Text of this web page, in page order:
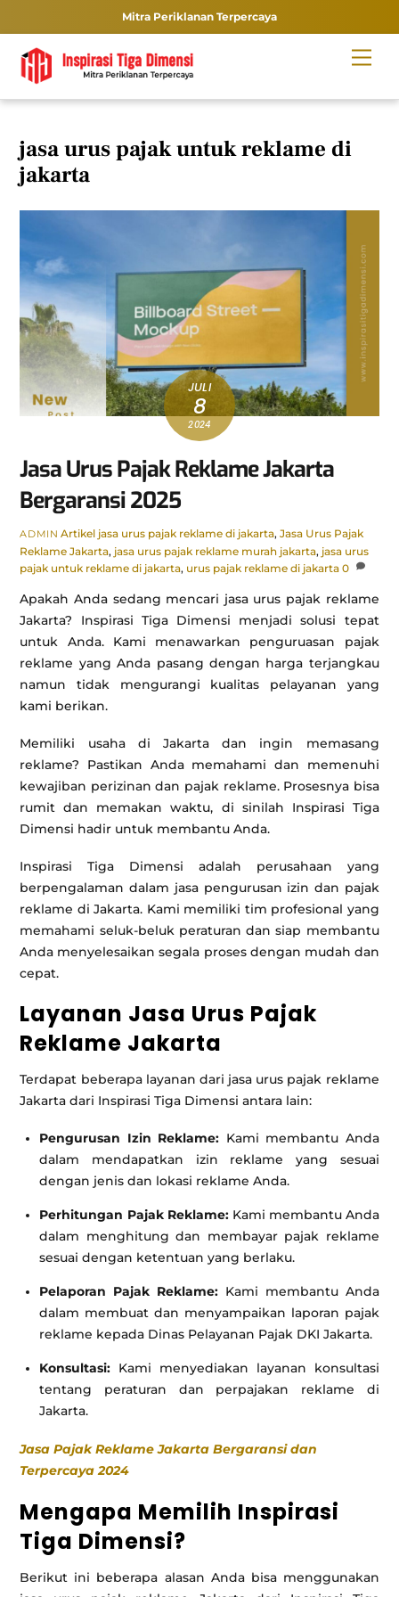
Mitra Periklanan Terpercaya
content
jasa urus pajak untuk reklame di
jakarta
JULI
8
2024
Jasa Urus Pajak Reklame Jakarta
Bergaransi 2025
ADMIN Artikel jasa urus pajak reklame di jakarta,Jasa Urus Pajak
Reklame Jakarta, jasa urus pajak reklame murah jakarta, jasa urus
pajak untuk reklame di jakarta, urus pajak reklame di jakarta 0
Apakah Anda sedang mencari jasa urus pajak reklame
Jakarta? Inspirasi Tiga Dimensi menjadi solusi tepat
untuk Anda. Kami menawarkan penguruasan pajak
reklame yang Anda pasang dengan harga terjangkau
namun tidak mengurangi kualitas pelayanan yang
kami berikan.
Memiliki usaha di Jakarta dan ingin memasang
reklame? Pastikan Anda memahami dan memenuhi
kewajiban perizinan dan pajak reklame. Prosesnya bisa
rumit dan memakan waktu, di sinilah Inspirasi Tiga
Dimensi hadir untuk membantu Anda.
Inspirasi Tiga Dimensi adalah perusahaan yang
berpengalaman dalam jasa pengurusan izin dan pajak
reklame di Jakarta. Kami memiliki tim profesional yang
memahami seluk-beluk peraturan dan siap membantu
Anda menyelesaikan segala proses dengan mudah dan
cepat.
Layanan Jasa Urus Pajak
Reklame Jakarta
Terdapat beberapa layanan dari jasa urus pajak reklame
Jakarta dari Inspirasi Tiga Dimensi antara lain:
Pengurusan Izin Reklame: Kami membantu Anda
dalam mendapatkan izin reklame yang sesuai
dengan jenis dan lokasi reklame Anda.
Perhitungan Pajak Reklame:Kami membantu Anda
dalam menghitung dan membayar pajak reklame
sesuai dengan ketentuan yang berlaku.
Pelaporan Pajak Reklame: Kami membantu Anda
dalam membuat dan menyampaikan laporan pajak
reklame kepada Dinas Pelayanan Pajak DKI Jakarta.
Konsultasi: Kami menyediakan layanan konsultasi
tentang peraturan dan perpajakan reklame di
Jakarta.
Jasa Pajak Reklame Jakarta Bergaransi dan
Terpercaya 2024
Mengapa Memilih Inspirasi
Tiga Dimensi?
Berikut ini beberapa alasan Anda bisa menggunakan